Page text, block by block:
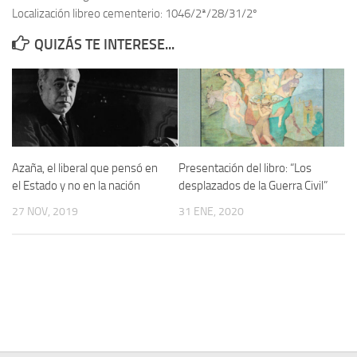
Memoria Histórica
Investigación previa de la represión en Talavera de la Reina (1937-
1947).
Informe Represión en Toledo 1936-1947 | Buscador
Informe de la fosa de abril de 1939 de Tembleque
Enciclopedia Republicana
Militantes históricos IR
Localización libreo cementerio: 1046/2ª/28/31/2º
QUIZÁS TE INTERESE...
Azaña, el liberal que pensó en
el Estado y no en la nación
27 NOV, 2019
Presentación del libro: “Los
desplazados de la Guerra Civil”
31 ENE, 2020